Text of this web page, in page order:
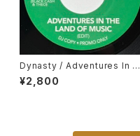
Dynasty / Adventures In T
he Land Of Music, Cesar M
ariano & Cia / Metropole
¥2,800